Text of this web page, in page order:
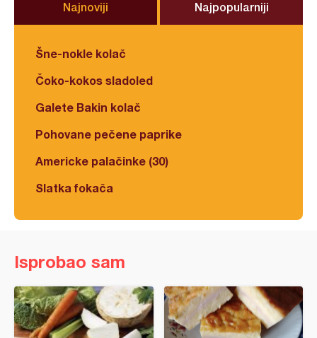
Najnoviji Najpopularniji
Šne-nokle kolač
Čoko-kokos sladoled
Galete Bakin kolač
Pohovane pečene paprike
Americke palačinke (30)
Slatka fokača
Isprobao sam